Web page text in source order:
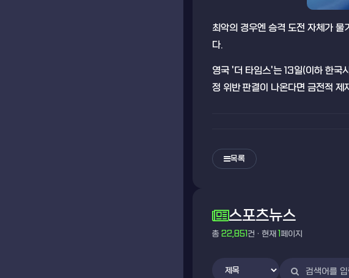
최악의 경우엔 승격 도전 자체가
다.
영국 '더 타임스'는 13일(이하 한국
정 위반 판결이 나온다면 금전적
목록
스포츠뉴스
총 22,851건 · 현재 1 페이지